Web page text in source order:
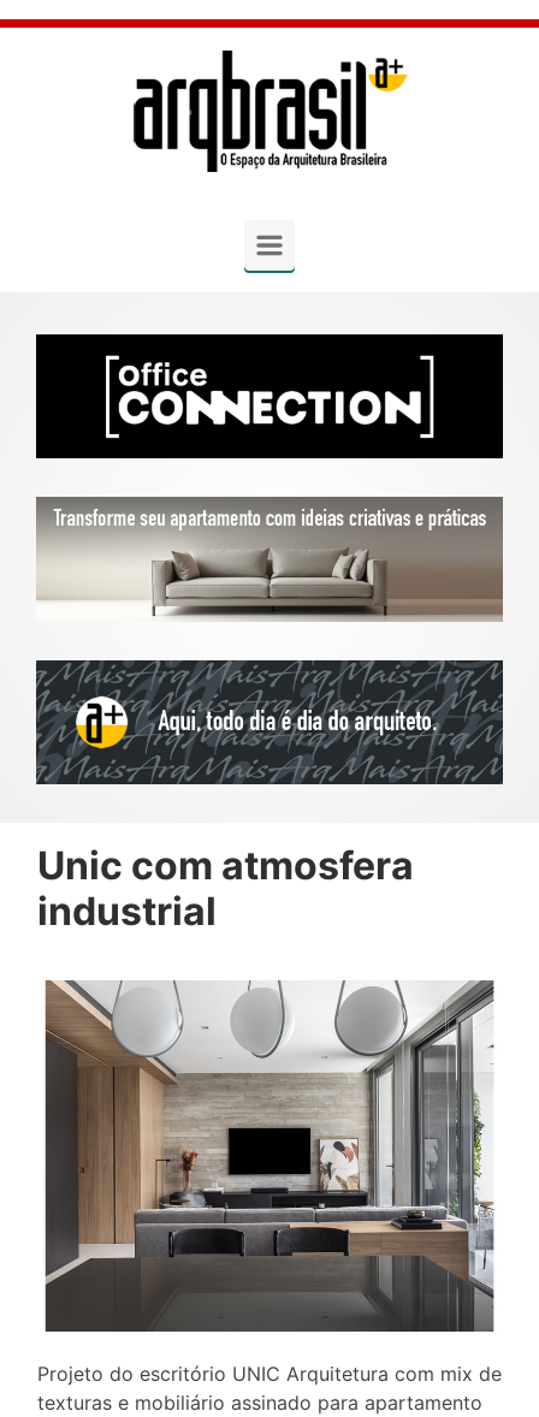
Skip to main content
Unic com atmosfera
industrial
Projeto do escritório UNIC Arquitetura com mix de
texturas e mobiliário assinado para apartamento